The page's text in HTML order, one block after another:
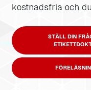
kostnadsfria och
STÄLL DIN